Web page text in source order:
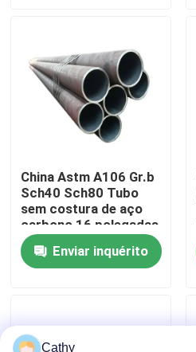
Controle de qualidade
Contacte-nos
Notícias
Casos
Folhas de aço inoxidável
China Astm A106 Gr.b
Sch40 Sch80 Tubo
sem costura de aço
carbono 16 polegadas
Api 5L ms Tube
Enviar inquérito
Cathy